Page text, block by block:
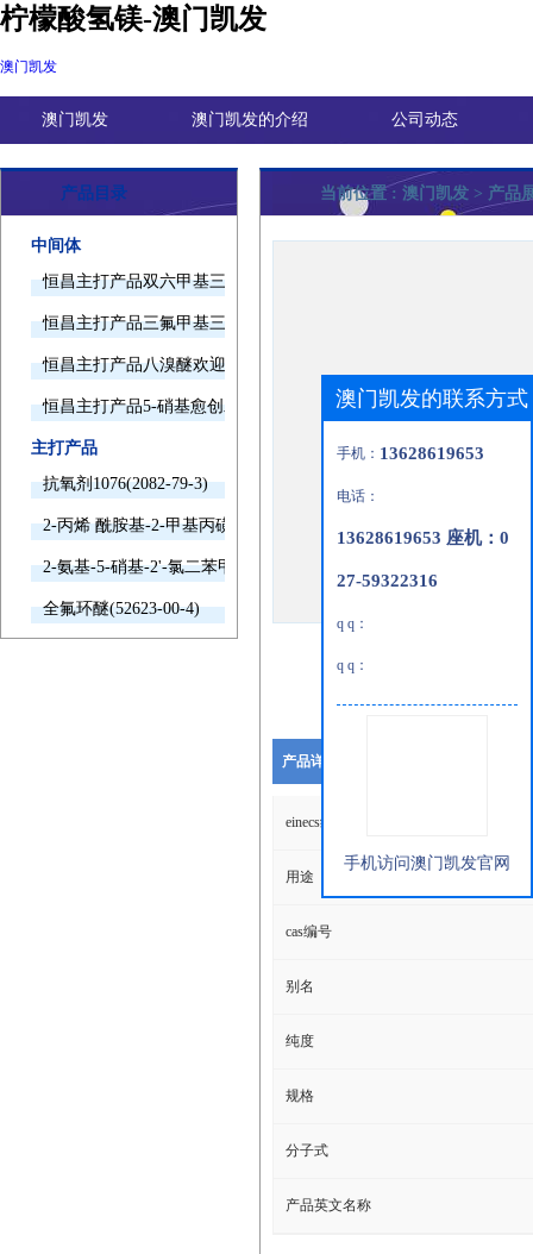
柠檬酸氢镁-澳门凯发
澳门凯发
澳门凯发 澳门凯发的介绍 公司动态
产品目录
中间体
恒昌主打产品双六甲基三胺欢迎询价
恒昌主打产品三氟甲基三甲基硅烷欢迎询价
恒昌主打产品八溴醚欢迎询价
恒昌主打产品5-硝基愈创木酚钠欢迎询价
主打产品
抗氧剂1076(2082-79-3)
2-丙烯 酰胺基-2-甲基丙磺酸(15214-89-8)
2-氨基-5-硝基-2'-氯二苯甲酮(2011-66-7)
全氟环醚(52623-00-4)
当前位置 : 澳门凯发 > 产品
产品详细说明
einecs编号
用途
cas编号
别名
纯度
规格
分子式
产品英文名称
澳门凯发的联系方式
手机： 13628619653
电话：
13628619653 座机：0
27-59322316
q q：
q q：
手机访问澳门凯发官网